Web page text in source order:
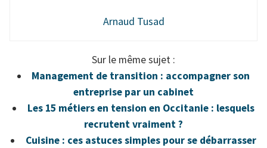
Arnaud Tusad
Sur le même sujet :
Management de transition : accompagner son
entreprise par un cabinet
Les 15 métiers en tension en Occitanie : lesquels
recrutent vraiment ?
Cuisine : ces astuces simples pour se débarrasser